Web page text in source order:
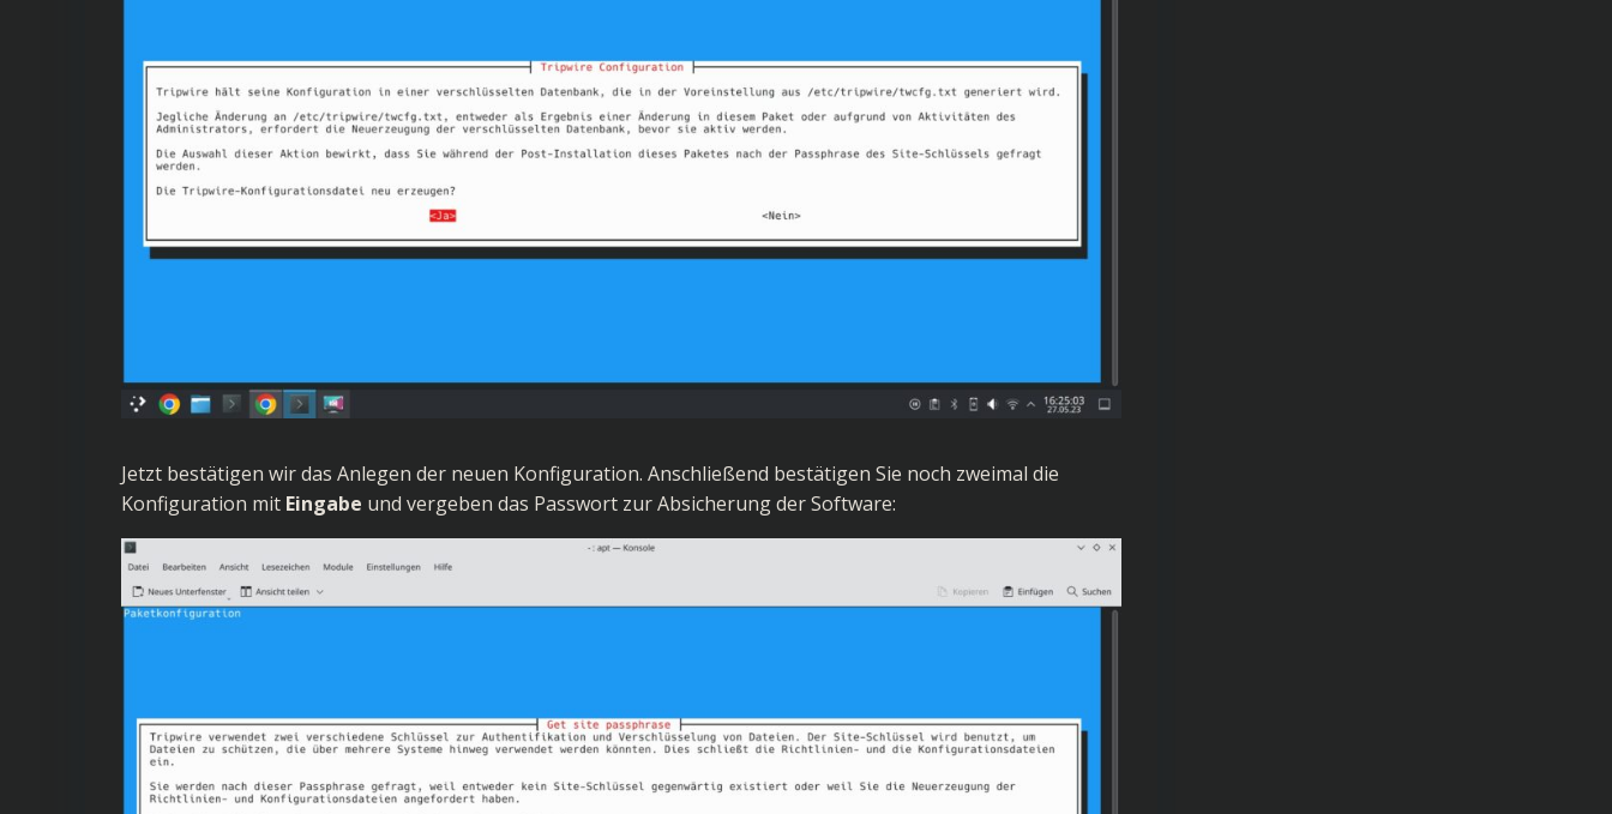
Jetzt bestätigen wir das Anlegen der neuen Konfiguration. Anschließend bestätigen Sie noch zweimal die
Konfiguration mit Eingabe und vergeben das Passwort zur Absicherung der Software: